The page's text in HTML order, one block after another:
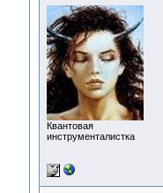
Квантовая
инструменталистка